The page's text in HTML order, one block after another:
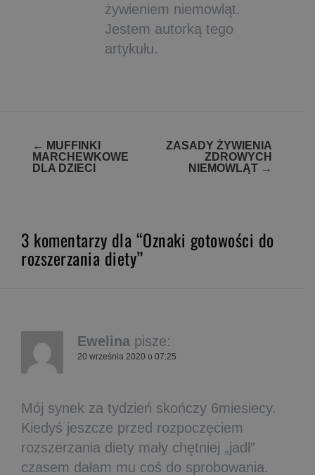
żywieniem niemowląt.
Jestem autorką tego
artykułu.
Zobacz
wpisy
← MUFFINKI
MARCHEWKOWE
DLA DZIECI
ZASADY ŻYWIENIA
ZDROWYCH
NIEMOWLĄT →
3 komentarzy dla “Oznaki gotowości do
rozszerzania diety”
Ewelina pisze:
20 września 2020 o 07:25
Mój synek za tydzień skończy 6miesiecy.
Kiedyś jeszcze przed rozpoczęciem
rozszerzania diety mały chętniej „jadł”
czasem dałam mu coś do sprobowania.